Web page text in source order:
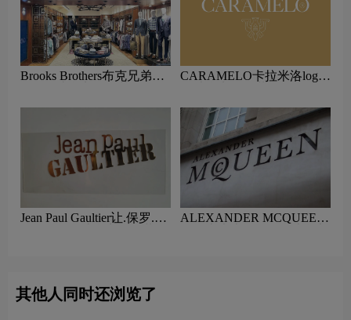
Brooks Brothers布克兄弟
CARAMELO卡拉米洛logo
Jean Paul Gaultier让.保罗.高
ALEXANDER MCQUEEN
其他人同时还浏览了